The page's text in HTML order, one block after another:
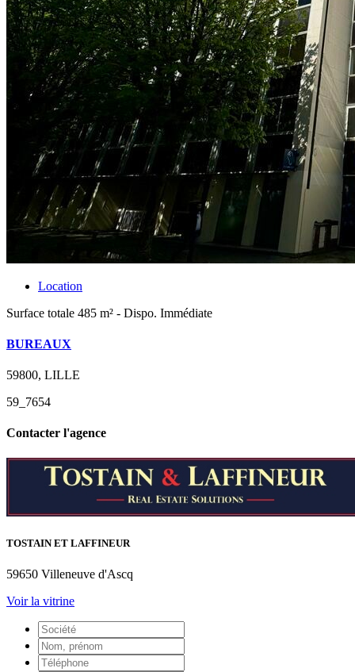
Location
Surface totale 485 m² - Dispo. Immédiate
BUREAUX
59800, LILLE
59_7654
Contacter l'agence
TOSTAIN ET LAFFINEUR
59650 Villeneuve d'Ascq
Voir la vitrine